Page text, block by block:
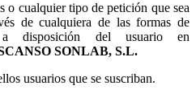
o cualquier tipo de petición que sea
de cualquiera de las formas de
disposición del usuario en
SONLAB, S.L.
usuarios que se suscriban.